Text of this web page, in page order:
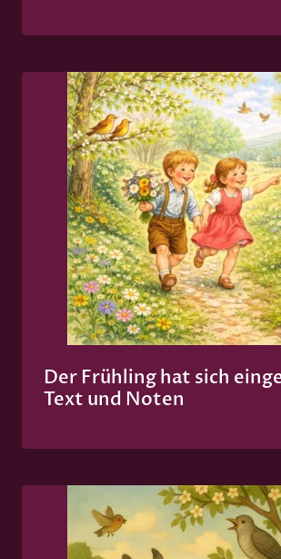
Der Frühling hat sich
Text und Noten